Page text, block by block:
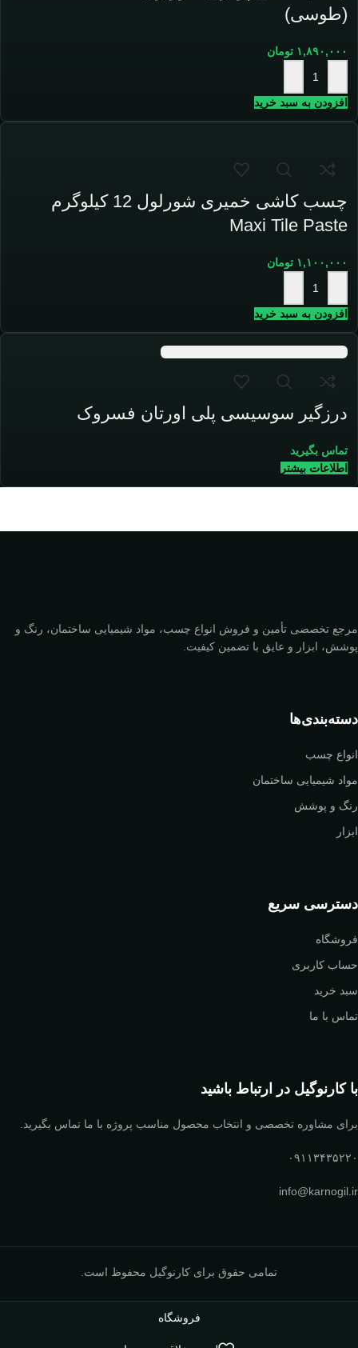
(طوسی)
۱,۸۹۰,۰۰۰ تومان
افزودن به سبد خرید
چسب کاشی خمیری شورلول 12 کیلوگرم
Maxi Tile Paste
۱,۱۰۰,۰۰۰ تومان
افزودن به سبد خرید
درزگیر سوسیسی پلی اورتان فسروک
تماس بگیرید
اطلاعات بیشتر
مرجع تخصصی تأمین و فروش انواع چسب، مواد شیمیایی ساختمان، رنگ و
پوشش، ابزار و عایق با تضمین کیفیت.
دسته‌بندی‌ها
انواع چسب
مواد شیمیایی ساختمان
رنگ و پوشش
ابزار
دسترسی سریع
فروشگاه
حساب کاربری
سبد خرید
تماس با ما
با کارنوگیل در ارتباط باشید
برای مشاوره تخصصی و انتخاب محصول مناسب پروژه با ما تماس بگیرید.
۰۹۱۱۳۴۳۵۲۲۰
info@karnogil.ir
تمامی حقوق برای کارنوگیل محفوظ است.
فروشگاه